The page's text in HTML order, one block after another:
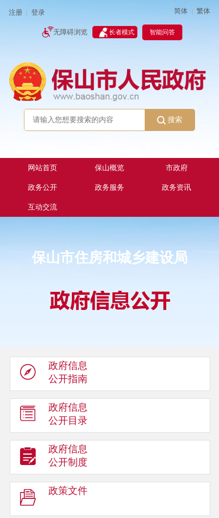
注册 登录 简体 | 繁体
无障碍浏览 长者模式 智能问答
搜索
网站首页 保山概览 市政府
政务公开 政务服务 政务资讯
互动交流
保山市住房和城乡建设局
政府信息
公开指南
政府信息
公开目录
政府信息
公开制度
政策文件